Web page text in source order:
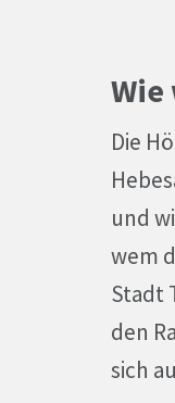
Die
und
wem
Stadt
den
sich